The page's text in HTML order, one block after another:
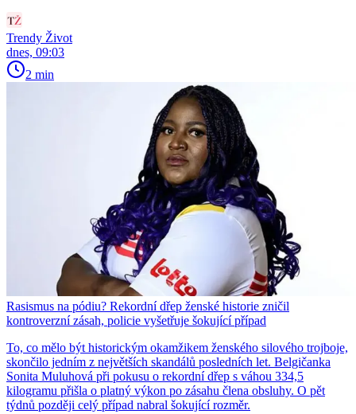
Trendy Život
dnes, 09:03
2 min
Rasismus na pódiu? Rekordní dřep ženské historie zničil
kontroverzní zásah, policie vyšetřuje šokující případ
To, co mělo být historickým okamžikem ženského silového trojboje,
skončilo jedním z největších skandálů posledních let. Belgičanka
Sonita Muluhová při pokusu o rekordní dřep s váhou 334,5
kilogramu přišla o platný výkon po zásahu člena obsluhy. O pět
týdnů později celý případ nabral šokující rozměr.